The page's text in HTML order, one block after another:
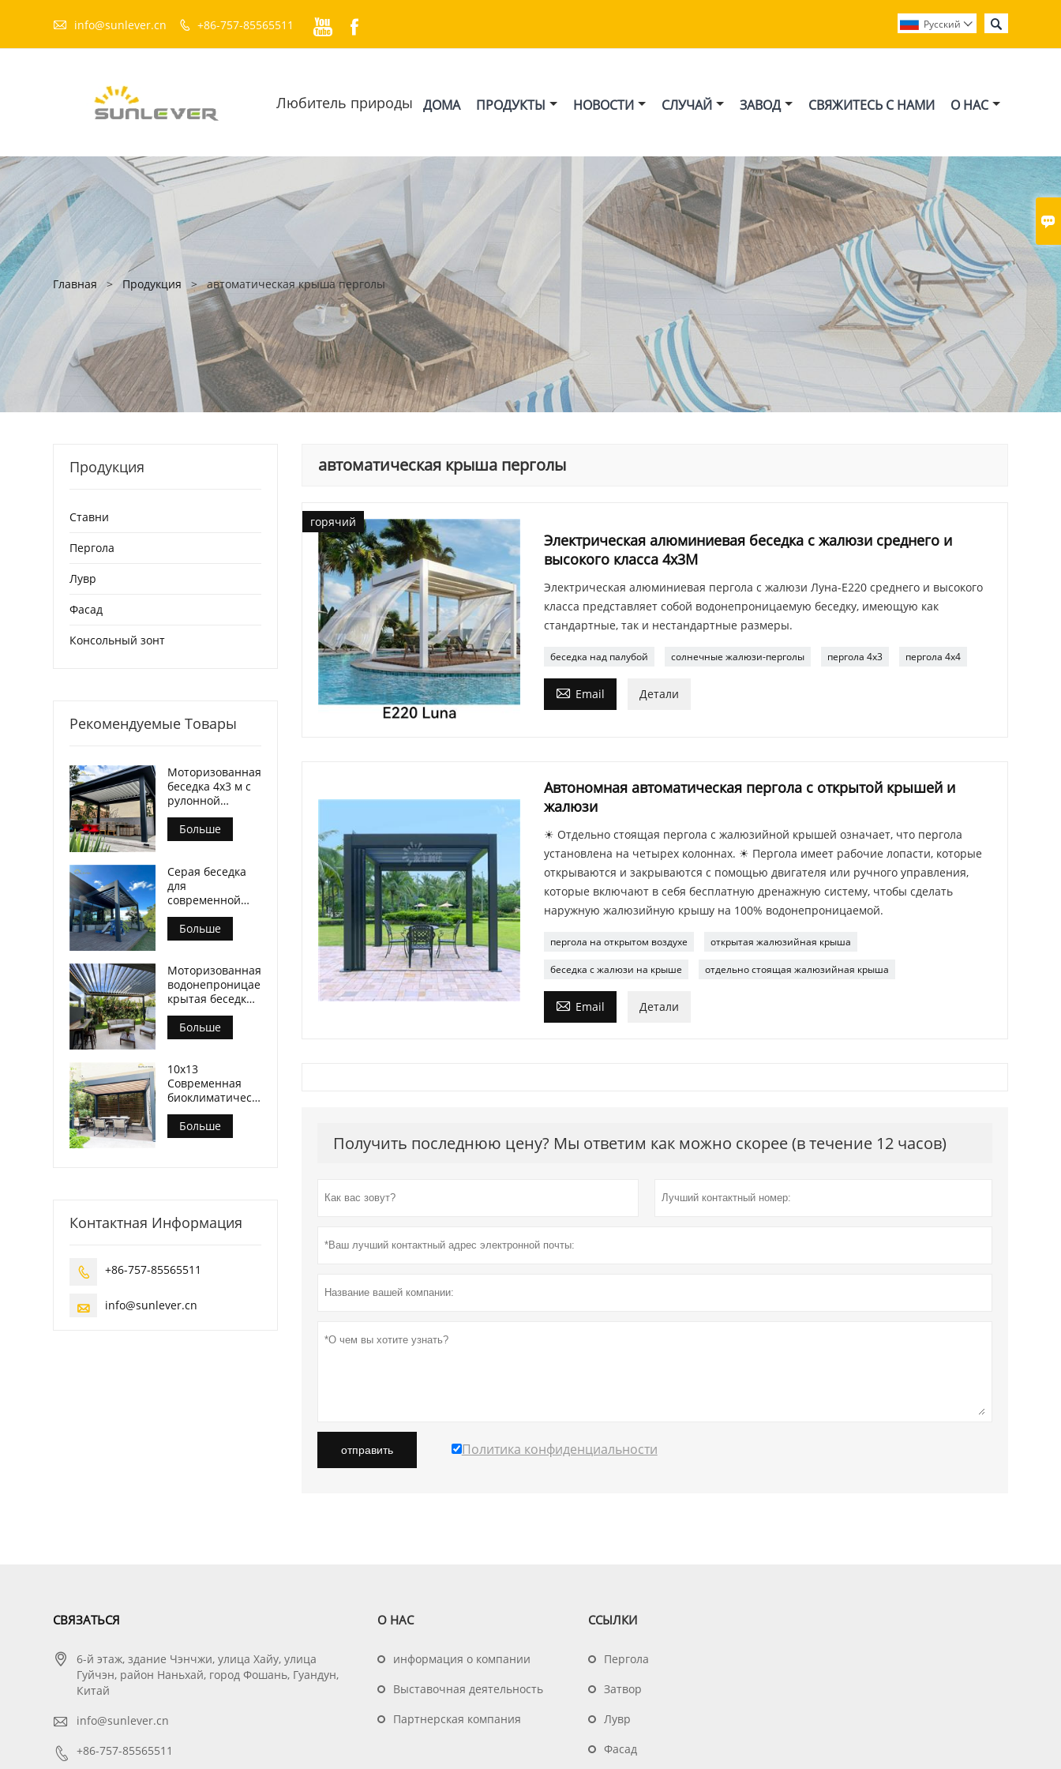

 info@sunlever.cn  +86-757-85565511   
Pусский 
ДОМА ПРОДУКТЫ НОВОСТИ СЛУЧАЙ ЗАВОД СВЯЖИТЕСЬ С НАМИ О НАС
Любитель природы
Главная > Продукция > автоматическая крыша перголы
автоматическая крыша перголы
горячий
Электрическая алюминиевая беседка с жалюзи среднего и
высокого класса 4x3M
Электрическая алюминиевая пергола с жалюзи Луна-E220 среднего и высокого
класса представляет собой водонепроницаемую беседку, имеющую как
стандартные, так и нестандартные размеры.
беседка над палубой солнечные жалюзи-перголы пергола 4х3 пергола 4x4
 Email Детали
Автономная автоматическая пергола с открытой крышей и
жалюзи
☀ Отдельно стоящая пергола с жалюзийной крышей означает, что пергола
установлена ​​на четырех колоннах. ☀ Пергола имеет рабочие лопасти, которые
открываются и закрываются с помощью двигателя или ручного управления,
которые включают в себя бесплатную дренажную систему, чтобы сделать
наружную жалюзийную крышу на 100% водонепроницаемой.
пергола на открытом воздухе открытая жалюзийная крыша
беседка с жалюзи на крыше отдельно стоящая жалюзийная крыша
 Email Детали
Получить последнюю цену? Мы ответим как можно скорее (в течение 12 часов)
отправить Политика конфиденциальности
Продукция
Ставни
Пергола
Лувр
Фасад
Консольный зонт
Рекомендуемые Товары
Моторизованная
беседка 4х3 м с
рулонной
ширмой на
молнии
Больше
Серая беседка
для
современной
мебели для
патио
Больше
Моторизованная
водонепроницаемая
крытая беседка
с жалюзи
Современный
Больше
10x13
Современная
биоклиматическая
беседка на
открытом
воздухе на
Больше
Контактная Информация
 +86-757-85565511
 info@sunlever.cn
CВЯЗАТЬСЯ

6-й этаж, здание Чэнчжи, улица Хайу, улица
Гуйчэн, район Наньхай, город Фошань, Гуандун,
Китай
 info@sunlever.cn
 +86-757-85565511
О НАС
информация о компании
Выставочная деятельность
Партнерская компания
ССЫЛКИ
Пергола
Затвор
Лувр
Фасад